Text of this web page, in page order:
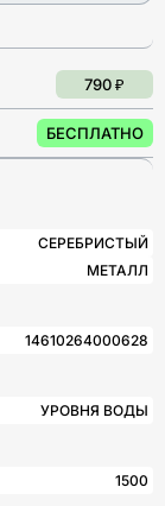
790 ₽
БЕСПЛАТНО
СЕРЕБРИСТЫЙ
МЕТАЛЛ
14610264000628
УРОВНЯ ВОДЫ
1500